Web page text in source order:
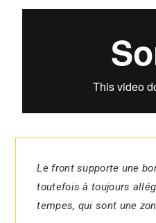
Le front supporte une
toutefois à toujours
tempes, qui sont une